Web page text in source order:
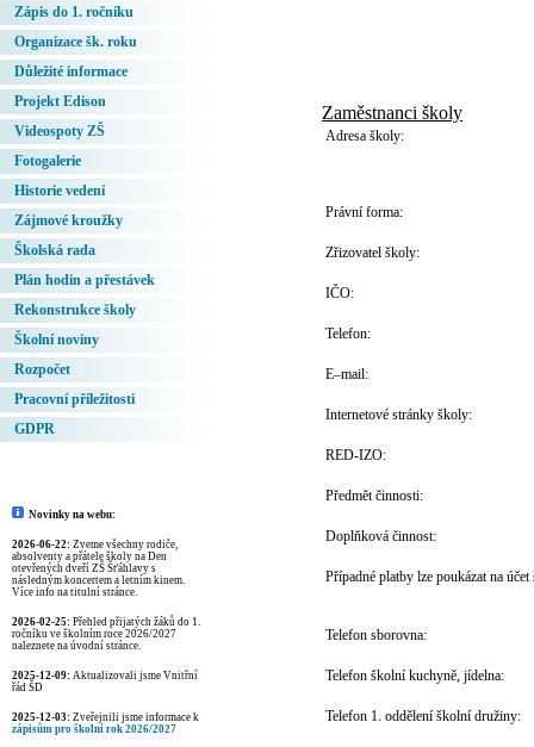
Zápis do 1. ročníku
Organizace šk. roku
Důležité informace
Projekt Edison
Videospoty ZŠ
Fotogalerie
Historie vedení
Zájmové kroužky
Školská rada
Plán hodin a přestávek
Rekonstrukce školy
Školní noviny
Rozpočet
Pracovní příležitosti
GDPR
Novinky na webu:
2026-06-22: Zveme všechny rodiče,
absolventy a přátele školy na Den
otevřených dveří ZŠ Šťáhlavy s
následným koncertem a letním kinem.
Více info na titulní stránce.
2026-02-25: Přehled přijatých žáků do 1.
ročníku ve školním roce 2026/2027
naleznete na úvodní stránce.
2025-12-09: Aktualizovali jsme Vnitřní
řád ŠD
2025-12-03: Zveřejnili jsme informace k
zápisům pro školní rok 2026/2027
Zaměstnanci školy
Adresa školy:
Právní forma:
Zřizovatel školy:
IČO:
Telefon:
E–mail:
Internetové stránky školy:
RED-IZO:
Předmět činnosti:
Doplňková činnost:
Případné platby lze poukázat na
Telefon sborovna:
Telefon školní kuchyně, jídelna:
Telefon 1. oddělení školní družiny: